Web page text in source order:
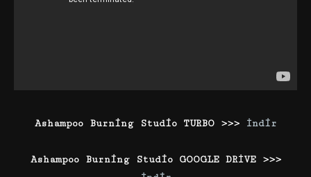
Ashampoo Burning Studio TURBO >>>İndir
Ashampoo Burning Studio GOOGLE DRİVE >>>